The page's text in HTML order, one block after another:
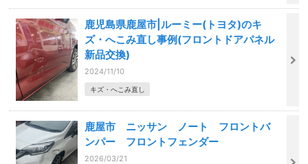
鹿児島県鹿屋市|ルーミー(トヨタ)のキ
ズ・へこみ直し事例(フロントドアパネル
新品交換)
2024/11/10
キズ・へこみ直し
鹿屋市 ニッサン ノート フロントバ
ンパー フロントフェンダー
2026/03/21